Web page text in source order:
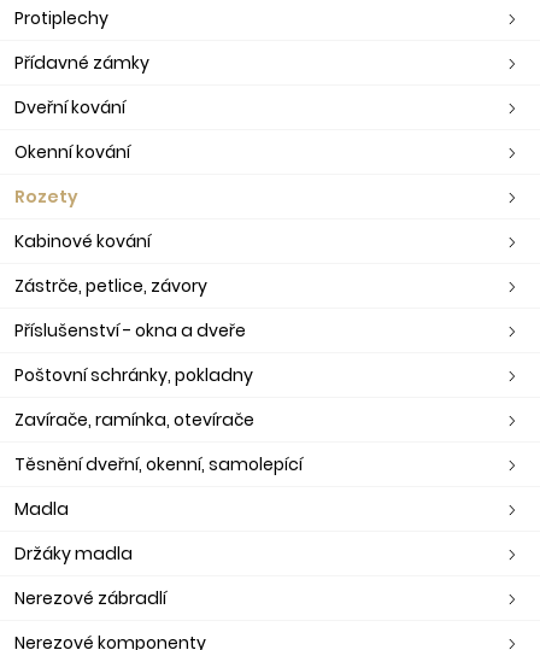
Protiplechy
Přídavné zámky
Dveřní kování
Okenní kování
Rozety
Kabinové kování
Zástrče, petlice, závory
Příslušenství - okna a dveře
Poštovní schránky, pokladny
Zavírače, ramínka, otevírače
Těsnění dveřní, okenní, samolepící
Madla
Držáky madla
Nerezové zábradlí
Nerezové komponenty